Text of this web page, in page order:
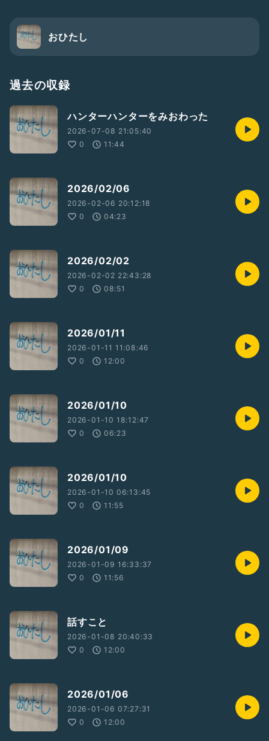
おひたし
過去の収録
ハンターハンターをみおわった
2026-07-08 21:05:40
0
11:44
2026/02/06
2026-02-06 20:12:18
0
04:23
2026/02/02
2026-02-02 22:43:28
0
08:51
2026/01/11
2026-01-11 11:08:46
0
12:00
2026/01/10
2026-01-10 18:12:47
0
06:23
2026/01/10
2026-01-10 06:13:45
0
11:55
2026/01/09
2026-01-09 16:33:37
0
11:56
話すこと
2026-01-08 20:40:33
0
12:00
2026/01/06
2026-01-06 07:27:31
0
12:00